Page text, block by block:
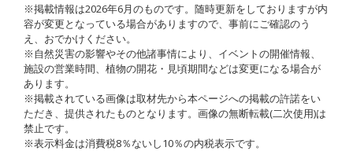
※掲載情報は2026年6月のものです。随時更新をしておりますが内
容が変更となっている場合がありますので、事前にご確認のう
え、おでかけください。
※自然災害の影響やその他諸事情により、イベントの開催情報、
施設の営業時間、植物の開花・見頃期間などは変更になる場合が
あります。
※掲載されている画像は取材先から本ページへの掲載の許諾をい
ただき、提供されたものとなります。画像の無断転載(二次使用)は
禁止です。
※表示料金は消費税8％ないし10％の内税表示です。